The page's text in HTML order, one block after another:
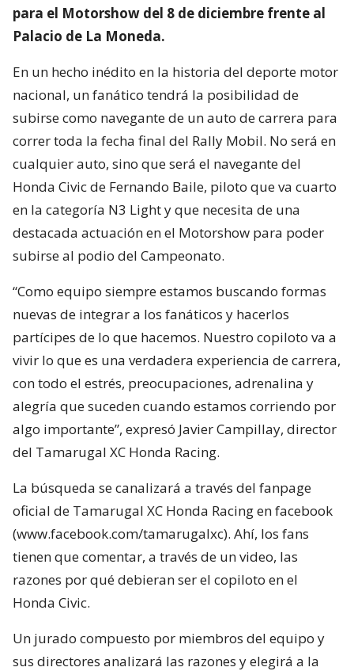
para el Motorshow del 8 de diciembre frente al
Palacio de La Moneda.
En un hecho inédito en la historia del deporte motor
nacional, un fanático tendrá la posibilidad de
subirse como navegante de un auto de carrera para
correr toda la fecha final del Rally Mobil. No será en
cualquier auto, sino que será el navegante del
Honda Civic de Fernando Baile, piloto que va cuarto
en la categoría N3 Light y que necesita de una
destacada actuación en el Motorshow para poder
subirse al podio del Campeonato.
“Como equipo siempre estamos buscando formas
nuevas de integrar a los fanáticos y hacerlos
partícipes de lo que hacemos. Nuestro copiloto va a
vivir lo que es una verdadera experiencia de carrera,
con todo el estrés, preocupaciones, adrenalina y
alegría que suceden cuando estamos corriendo por
algo importante”, expresó Javier Campillay, director
del Tamarugal XC Honda Racing.
La búsqueda se canalizará a través del fanpage
oficial de Tamarugal XC Honda Racing en facebook
(www.facebook.com/tamarugalxc). Ahí, los fans
tienen que comentar, a través de un video, las
razones por qué debieran ser el copiloto en el
Honda Civic.
Un jurado compuesto por miembros del equipo y
sus directores analizará las razones y elegirá a la